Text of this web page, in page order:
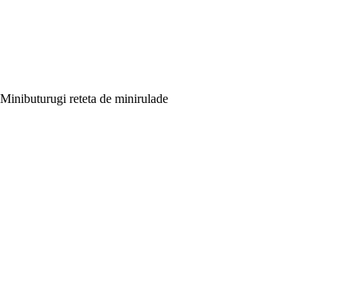
Minibuturugi reteta de minirulade